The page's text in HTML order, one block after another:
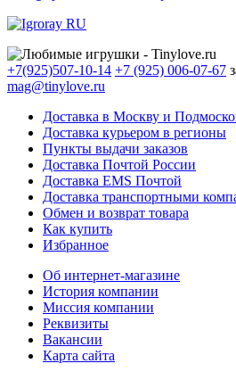
+7(925)507-10-14 +7 (925) 006-07-67
mag@tinylove.ru
Доставка в Москву и
Доставка курьером в регионы
Пункты выдачи заказов
Доставка Почтой России
Доставка EMS Почтой
Доставка транспортными
Обмен и возврат товара
Как купить
Избранное
Об интернет-магазине
История компании
Миссия компании
Реквизиты
Вакансии
Карта сайта